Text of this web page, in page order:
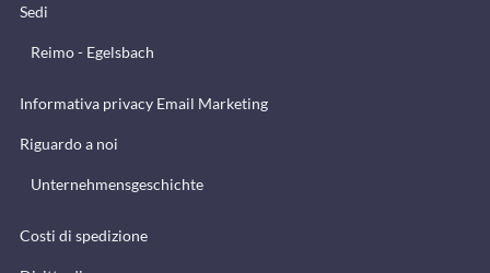
Sedi
Reimo - Egelsbach
Informativa privacy Email Marketing
Riguardo a noi
Unternehmensgeschichte
Costi di spedizione